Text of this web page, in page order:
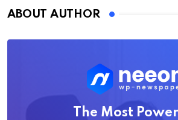
ABOUT AUTHOR
The Most